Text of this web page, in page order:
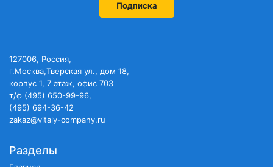
Подписка
127006, Россия,
г.Москва,Тверская ул., дом 18,
корпус 1, 7 этаж, офис 703
т/ф (495) 650-99-96,
(495) 694-36-42
zakaz@vitaly-company.ru
Разделы